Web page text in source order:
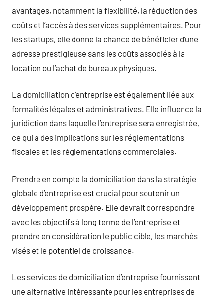
avantages, notamment la flexibilité, la réduction des
coûts et l’accès à des services supplémentaires. Pour
les startups, elle donne la chance de bénéficier d’une
adresse prestigieuse sans les coûts associés à la
location ou l’achat de bureaux physiques.
La domiciliation d’entreprise est également liée aux
formalités légales et administratives. Elle influence la
juridiction dans laquelle l’entreprise sera enregistrée,
ce qui a des implications sur les réglementations
fiscales et les réglementations commerciales.
Prendre en compte la domiciliation dans la stratégie
globale d’entreprise est crucial pour soutenir un
développement prospère. Elle devrait correspondre
avec les objectifs à long terme de l’entreprise et
prendre en considération le public cible, les marchés
visés et le potentiel de croissance.
Les services de domiciliation d’entreprise fournissent
une alternative intéressante pour les entreprises de